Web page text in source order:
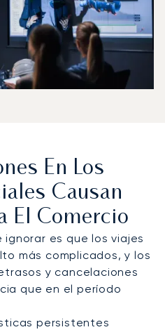
En Los
Causan
El Comercio
es que los viajes
más complicados, y los
y cancelaciones
que en el período
persistentes